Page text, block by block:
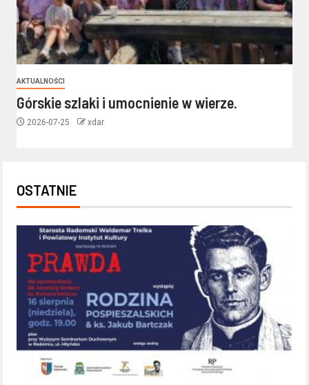
AKTUALNOŚCI
Górskie szlaki i umocnienie w wierze.
2026-07-25 xdar
OSTATNIE